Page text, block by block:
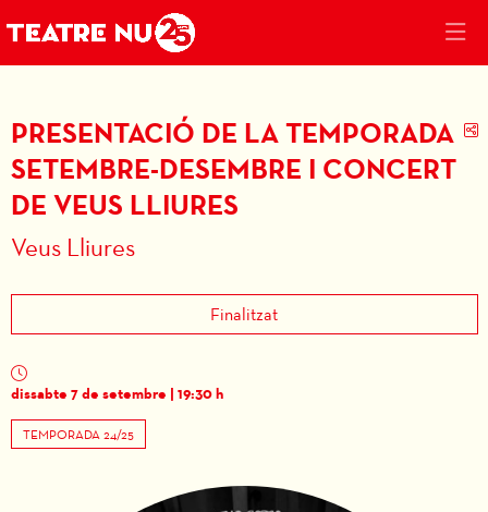
PRESENTACIÓ DE LA TEMPORADA
SETEMBRE-DESEMBRE I CONCERT
DE VEUS LLIURES
Veus Lliures
Finalitzat
dissabte 7 de setembre | 19:30 h
TEMPORADA 24/25